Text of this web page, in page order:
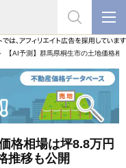
【AI予測】群馬県桐生市の土地価格
格相場は坪8.8万円
推移も公開